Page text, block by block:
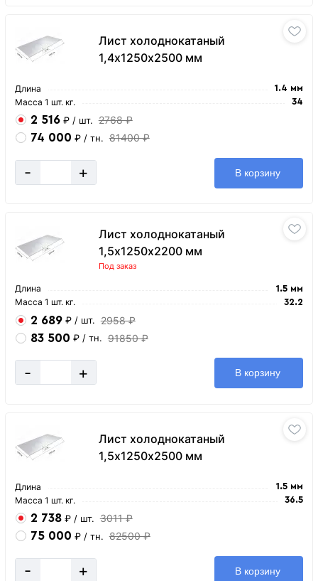
Лист холоднокатаный
1,4х1250х2500 мм
Длина 1.4 мм
Масса 1 шт. кг. 34
2 516 ₽ / шт. 2768 ₽
74 000 ₽ / тн. 81400 ₽
- + В корзину
Лист холоднокатаный
1,5х1250х2200 мм
Под заказ
Длина 1.5 мм
Масса 1 шт. кг. 32.2
2 689 ₽ / шт. 2958 ₽
83 500 ₽ / тн. 91850 ₽
- + В корзину
Лист холоднокатаный
1,5х1250х2500 мм
Длина 1.5 мм
Масса 1 шт. кг. 36.5
2 738 ₽ / шт. 3011 ₽
75 000 ₽ / тн. 82500 ₽
- + В корзину